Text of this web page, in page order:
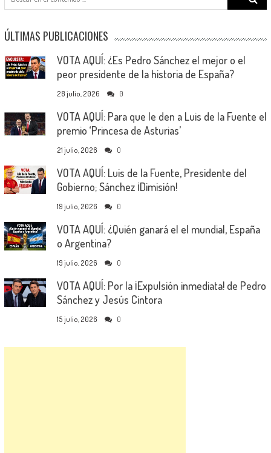
for:
ÚLTIMAS PUBLICACIONES
VOTA AQUÍ: ¿Es Pedro Sánchez el mejor o el
peor presidente de la historia de España?
28 julio, 2026 0
VOTA AQUÍ: Para que le den a Luis de la Fuente el
premio ‘Princesa de Asturias’
21 julio, 2026 0
VOTA AQUÍ: Luis de la Fuente, Presidente del
Gobierno; Sánchez ¡Dimisión!
19 julio, 2026 0
VOTA AQUÍ: ¿Quién ganará el el mundial, España
o Argentina?
19 julio, 2026 0
VOTA AQUÍ: Por la ¡Expulsión inmediata! de Pedro
Sánchez y Jesús Cintora
15 julio, 2026 0